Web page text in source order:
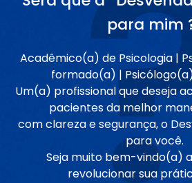
para mim
Acadêmico(a) de Psicologia |
formado(a) |
Um(a) profissional que deseja
pacientes da melhor
com clareza e segurança, o
para você.
Seja muito bem-vindo(a)
revolucionar sua